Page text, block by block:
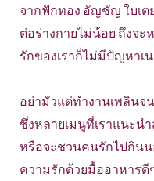
จากฟักทอง อัญชัญ ใบเ
ต่อร่างกายไม่น้อย ถึงจ
รักของเราก็ไม่มีปัญหาเ
อย่ามัวแต่ทำงานเพลินจ
ซึ่งหลายเมนูที่เราแนะน
หรือจะชวนคนรักไปกิน
ความรักด้วยมื้ออาหาร